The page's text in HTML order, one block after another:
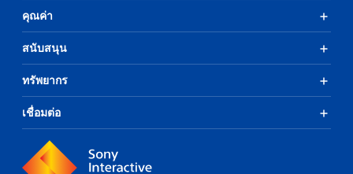
คุณค่า
สนับสนุน
ทรัพยากร
เชื่อมต่อ